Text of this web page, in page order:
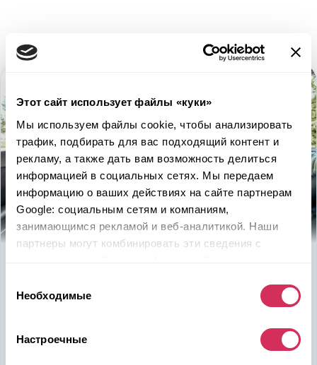
Этот сайт использует файлы «куки»
Мы используем файлы cookie, чтобы анализировать
трафик, подбирать для вас подходящий контент и
рекламу, а также дать вам возможность делиться
информацией в социальных сетях. Мы передаем
информацию о ваших действиях на сайте партнерам
Google: социальным сетям и компаниям,
занимающимся рекламой и веб-аналитикой. Наши
партнеры могут комбинировать эти сведения с
вами их сервисов.
согласия
Необходимые
Настроечные
быть в выигрыше
откроет перед вами дополнительные перспективы. Кроме
ожидаемого результата, вы получите реальные выгоды.